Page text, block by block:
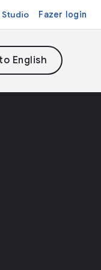
Fazer login